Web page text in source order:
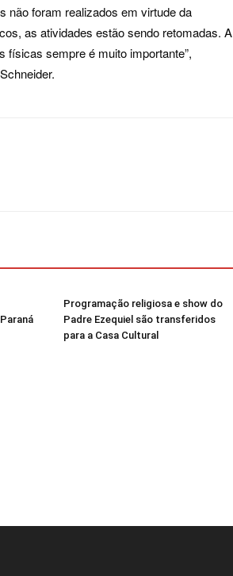
não foram realizados em virtude da
as atividades estão sendo retomadas. A
físicas sempre é muito importante”,
Programação religiosa e show do
Padre Ezequiel são transferidos
para a Casa Cultural